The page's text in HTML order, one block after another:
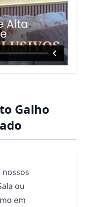
Galho
nossos
ou
em